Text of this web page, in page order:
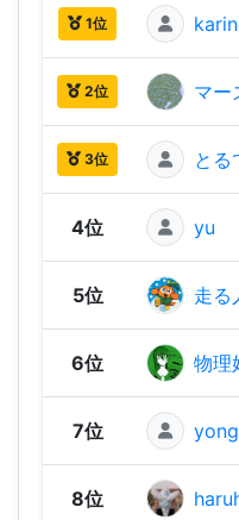
1位
2位 マー
3位 とる
4位 yu
5位 走る
6位 物理
7位
8位